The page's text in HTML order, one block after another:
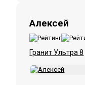
Алексей
Гранит Ультра 8